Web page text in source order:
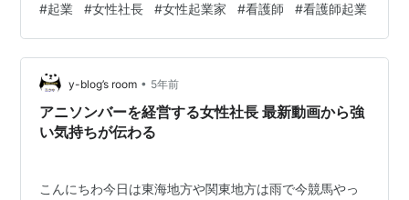
どいつも心のどこかでこんなことを思っていました。 そ
んな私ですが、今は人に自分の夢を語りまくってます。
私の周りの人たちは本当に優しいなと思う瞬間ですが、
私がバカみたいな夢を語っているのを優しく聞いてくれ
る人が多い。 夢を語るというのは、最初は恥ずかしかっ
た。 小学生の時、 「看…
#起業 #女性社長 #女性起業家 #看護師 #看護師起業
y-blog’s room • 5年前
アニソンバーを経営する女性社長 最新動画から強
い気持ちが伝わる
こんにちわ今日は東海地方や関東地方は雨で今競馬やっ